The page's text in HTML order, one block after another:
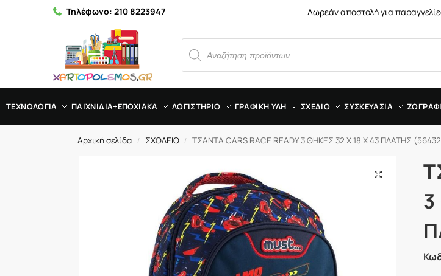
Τηλέφωνο: 210 8223947 Δωρεάν αποστολή για
ΤΕΧΝΟΛΟΓΙΑ ΠΑΙΧΝΙΔΙΑ+ΕΠΟΧΙΑΚΑ ΛΟΓΙΣΤΗΡΙΟ ΓΡΑΦΙΚΗ ΥΛΗ ΣΧΕΔΙΟ ΣΥΣΚΕΥΑΣΙΑ
Αρχική σελίδα / ΣΧΟΛΕΙΟ / ΤΣΑΝΤΑ CARS RACE READY 3 ΘΗΚΕΣ 32 Χ 18 X 43 ΠΛΑΤΗΣ